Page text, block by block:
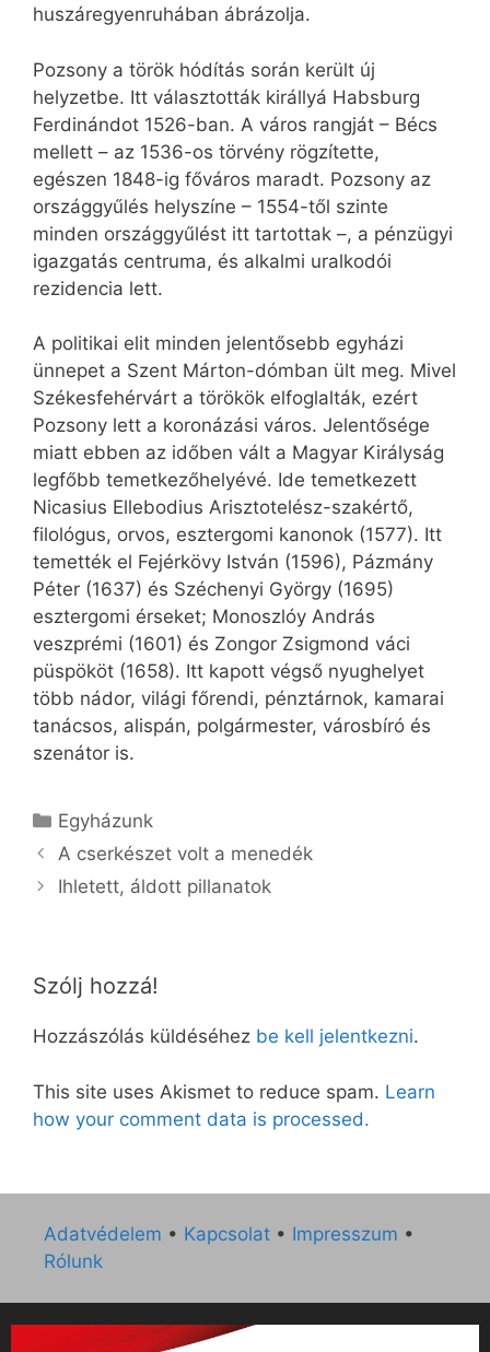
huszáregyenruhában ábrázolja.
Pozsony a török hódítás során került új
helyzetbe. Itt választották királlyá Habsburg
Ferdinándot 1526-ban. A város rangját – Bécs
mellett – az 1536-os törvény rögzítette,
egészen 1848-ig főváros maradt. Pozsony az
országgyűlés helyszíne – 1554-től szinte
minden országgyűlést itt tartottak –, a pénzügyi
igazgatás centruma, és alkalmi uralkodói
rezidencia lett.
A politikai elit minden jelentősebb egyházi
ünnepet a Szent Márton-dómban ült meg. Mivel
Székesfehérvárt a törökök elfoglalták, ezért
Pozsony lett a koronázási város. Jelentősége
miatt ebben az időben vált a Magyar Királyság
legfőbb temetkezőhelyévé. Ide temetkezett
Nicasius Ellebodius Arisztotelész-szakértő,
filológus, orvos, esztergomi kanonok (1577). Itt
temették el Fejérkövy István (1596), Pázmány
Péter (1637) és Széchenyi György (1695)
esztergomi érseket; Monoszlóy András
veszprémi (1601) és Zongor Zsigmond váci
püspököt (1658). Itt kapott végső nyughelyet
több nádor, világi főrendi, pénztárnok, kamarai
tanácsos, alispán, polgármester, városbíró és
szenátor is.
Kategória
Egyházunk
A cserkészet volt a menedék
Ihletett, áldott pillanatok
Szólj hozzá!
Hozzászólás küldéséhez be kell jelentkezni.
This site uses Akismet to reduce spam. Learn
how your comment data is processed.
Adatvédelem • Kapcsolat • Impresszum •
Rólunk